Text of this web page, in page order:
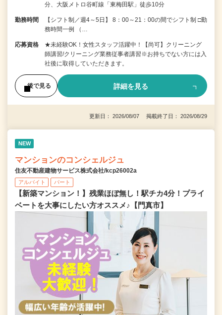
分、大阪メトロ谷町線「東梅田駅」徒歩10分
勤務時間
【シフト制／週4～5日】 8：00～21：00の間でシフト制 □勤
務時間一例 （…
応募資格
★未経験OK！女性スタッフ活躍中！【尚可】クリーニング
師講習/クリーニング業務従事者講習※お持ちでない方には入
社後に取得していただきます。
後で見る 詳細を見る
更新日： 2026/08/07 掲載終了日： 2026/08/29
NEW
マンションのコンシェルジュ
住友不動産建物サービス株式会社/kcp26002a
アルバイト パート
【新築マンション！】残業ほぼ無し！駅チカ4分！プライ
ベートを大事にしたい方オススメ♪【門真市】